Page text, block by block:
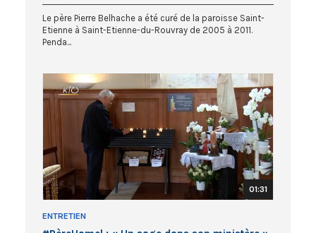
Le père Pierre Belhache a été curé de la paroisse Saint-
Etienne à Saint-Etienne-du-Rouvray de 2005 à 2011.
Penda...
01:31
ENTRETIEN